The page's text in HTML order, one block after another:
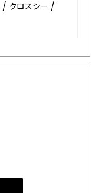
/ クロスシー /